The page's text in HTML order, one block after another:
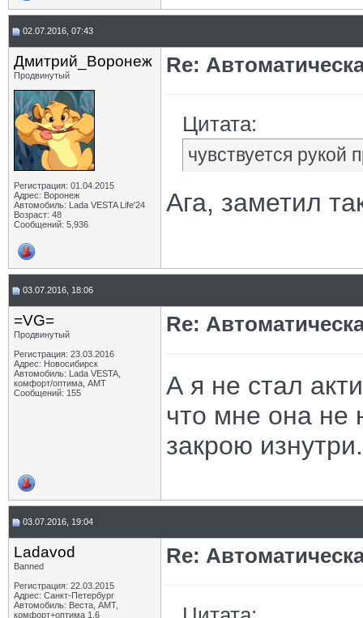
02.07.2016, 07:43
Дмитрий_Воронеж
Продвинутый
Регистрация: 01.04.2015
Адрес: Воронеж
Автомобиль: Lada VESTA Life'24
Возраст: 48
Сообщений: 5,936
Re:
Цитата:
чувствуется рукой
Ага, заметил
03.07.2016, 18:06
=VG=
Продвинутый
Регистрация: 23.03.2016
Адрес: Новосибирск
Автомобиль: Lada VESTA,
комфорт/оптима, АМТ
Сообщений: 155
Re:
А я не стал
что мне она не
закрою изнутри.
03.07.2016, 19:04
Ladavod
Banned
Регистрация: 22.03.2015
Адрес: Санкт-Петербург
Автомобиль: Веста, АМТ,
комфорт+оптима 1,6
Re: